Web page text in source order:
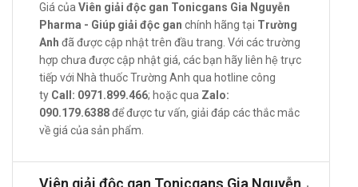
1 viên.
Một số thông tin về thành phần của Viên
giải độc gan Tonicgans Gia Nguyễn
Pharma
Cao Atiso: Thanh nhiệt, giải độc cơ thể, điều trị mụn nhọt.
Cao Núc nác: chữa tiêu chảy, kiết lỵ, đau dạ dày, viêm
họng.
Giá của Viên giải độc gan Tonicgans Gia Nguyễn
Pharma - Giúp giải độc gan chính hãng tại Trường
Anh đã được cập nhật trên đầu trang. Với các trường
hợp chưa được cập nhật giá, các bạn hãy liên hệ trực
tiếp với Nhà thuốc Trường Anh qua hotline công
ty Call: 0971.899.466; hoặc qua Zalo:
090.179.6388để được tư vấn, giải đáp các thắc mắc
về giá của sản phẩm.
Viên giải độc gan Tonicgans Gia Nguyễn